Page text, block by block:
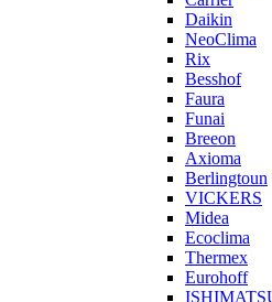
Daikin
NeoClima
Rix
Besshof
Faura
Funai
Breeon
Axioma
Berlingtoun
VICKERS
Midea
Ecoclima
Thermex
Eurohoff